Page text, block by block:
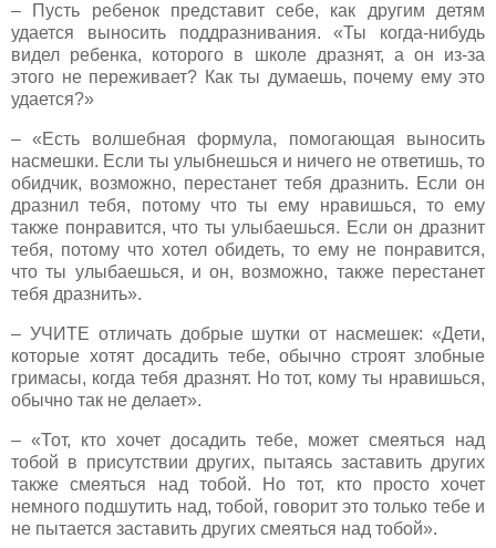
– Пусть ребенок представит себе, как другим детям
удается выносить поддразнивания. «Ты когда-нибудь
видел ребенка, которого в школе дразнят, а он из-за
этого не переживает? Как ты думаешь, почему ему это
удается?»
– «Есть волшебная формула, помогающая выносить
насмешки. Если ты улыбнешься и ничего не ответишь, то
обидчик, возможно, перестанет тебя дразнить. Если он
дразнил тебя, потому что ты ему нравишься, то ему
также понравится, что ты улыбаешься. Если он дразнит
тебя, потому что хотел обидеть, то ему не понравится,
что ты улыбаешься, и он, возможно, также перестанет
тебя дразнить».
– УЧИТЕ отличать добрые шутки от насмешек: «Дети,
которые хотят досадить тебе, обычно строят злобные
гримасы, когда тебя дразнят. Но тот, кому ты нравишься,
обычно так не делает».
– «Тот, кто хочет досадить тебе, может смеяться над
тобой в присутствии других, пытаясь заставить других
также смеяться над тобой. Но тот, кто просто хочет
немного подшутить над, тобой, говорит это только тебе и
не пытается заставить других смеяться над тобой».